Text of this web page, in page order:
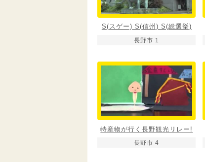
S(スゲー) S(信州) S(総選挙)
長野市 1
特産物が行く長野観光リレー!
長野市 4